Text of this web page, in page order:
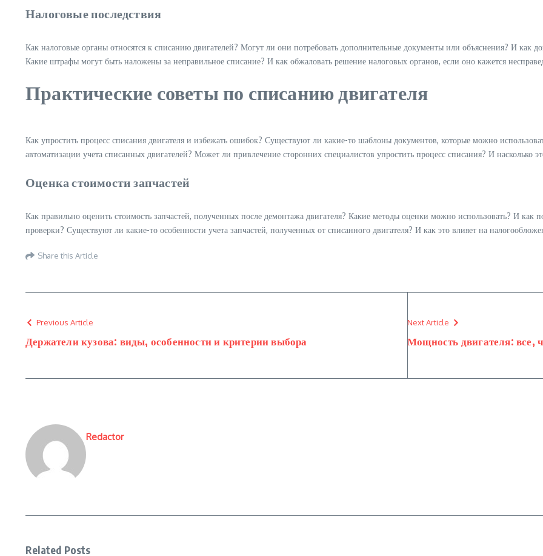
Налоговые последствия
Как налоговые органы относятся к списанию двигателей? Могут ли они потребовать дополнительные документы или объяснения? И как
Какие штрафы могут быть наложены за неправильное списание? И как обжаловать решение налоговых органов, если оно кажется
Практические советы по списанию двигателя
Как упростить процесс списания двигателя и избежать ошибок? Существуют ли какие-то шаблоны документов, которые можно
автоматизации учета списанных двигателей? Может ли привлечение сторонних специалистов упростить процесс списания? И насколько
Оценка стоимости запчастей
Как правильно оценить стоимость запчастей, полученных после демонтажа двигателя? Какие методы оценки можно использовать? И как
проверки? Существуют ли какие-то особенности учета запчастей, полученных от списанного двигателя? И как это влияет на
Share this Article
Previous Article
Держатели кузова: виды, особенности и критерии выбора
Next Article
Мощность двигателя: все,
Redactor
Related Posts